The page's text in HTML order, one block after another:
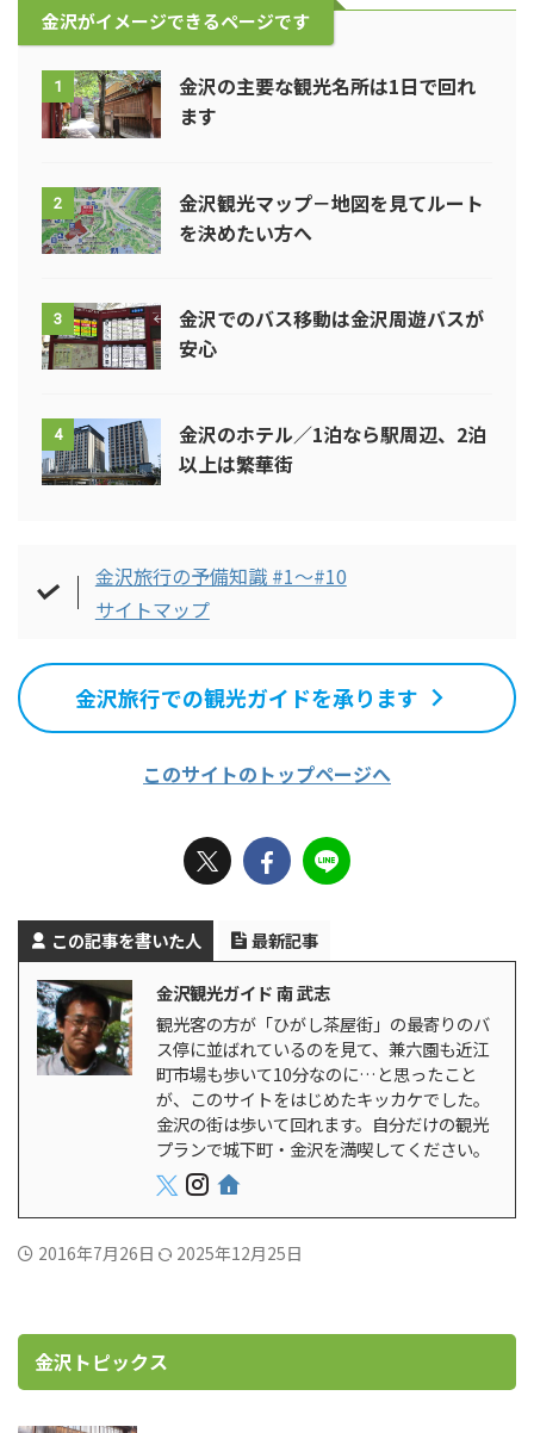
金沢がイメージできるページです
1
金沢の主要な観光名所は1日で回れ
ます
2
金沢観光マップ－地図を見てルート
を決めたい方へ
3
金沢でのバス移動は金沢周遊バスが
安心
4
金沢のホテル／1泊なら駅周辺、2泊
以上は繁華街
金沢旅行の予備知識 #1～#10
サイトマップ
金沢旅行での観光ガイドを承ります
このサイトのトップページへ
この記事を書いた人 最新記事
金沢観光ガイド 南 武志
観光客の方が「ひがし茶屋街」の最寄りのバ
ス停に並ばれているのを見て、兼六園も近江
町市場も歩いて10分なのに…と思ったこと
が、このサイトをはじめたキッカケでした。
金沢の街は歩いて回れます。自分だけの観光
プランで城下町・金沢を満喫してください。
2016年7月26日 2025年12月25日
金沢トピックス